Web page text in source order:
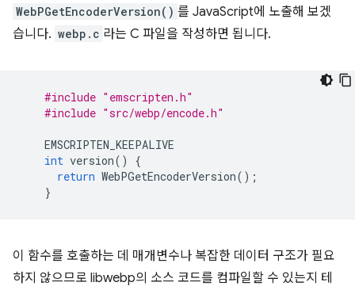
WebPGetEncoderVersion() 를 JavaScript에 노출해 보겠
습니다. webp.c 라는 C 파일을 작성하면 됩니다.
#include "emscripten.h"
#include "src/webp/encode.h"
EMSCRIPTEN_KEEPALIVE
int version()
{
return WebPGetEncoderVersion();
}
이 함수를 호출하는 데 매개변수나 복잡한 데이터 구조가 필요
하지 않으므로 libwebp의 소스 코드를 컴파일할 수 있는지 테